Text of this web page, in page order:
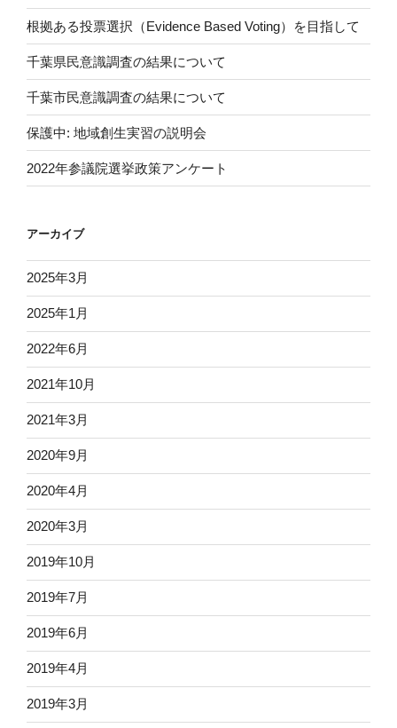
根拠ある投票選択（Evidence Based Voting）を目指して
千葉県民意識調査の結果について
千葉市民意識調査の結果について
保護中: 地域創生実習の説明会
2022年参議院選挙政策アンケート
アーカイブ
2025年3月
2025年1月
2022年6月
2021年10月
2021年3月
2020年9月
2020年4月
2020年3月
2019年10月
2019年7月
2019年6月
2019年4月
2019年3月